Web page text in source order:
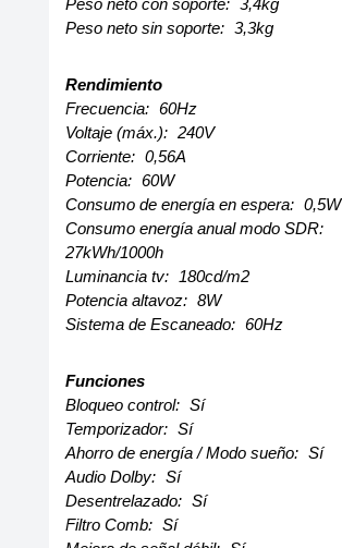
Peso neto con soporte: 3,4kg
Peso neto sin soporte: 3,3kg
Rendimiento
Frecuencia: 60Hz
Voltaje (máx.): 240V
Corriente: 0,56A
Potencia: 60W
Consumo de energía en espera: 0,5W
Consumo energía anual modo SDR:
27kWh/1000h
Luminancia tv: 180cd/m2
Potencia altavoz: 8W
Sistema de Escaneado: 60Hz
Funciones
Bloqueo control: Sí
Temporizador: Sí
Ahorro de energía / Modo sueño: Sí
Audio Dolby: Sí
Desentrelazado: Sí
Filtro Comb: Sí